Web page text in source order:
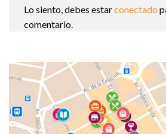
Lo siento, debes estarconectado
comentario.